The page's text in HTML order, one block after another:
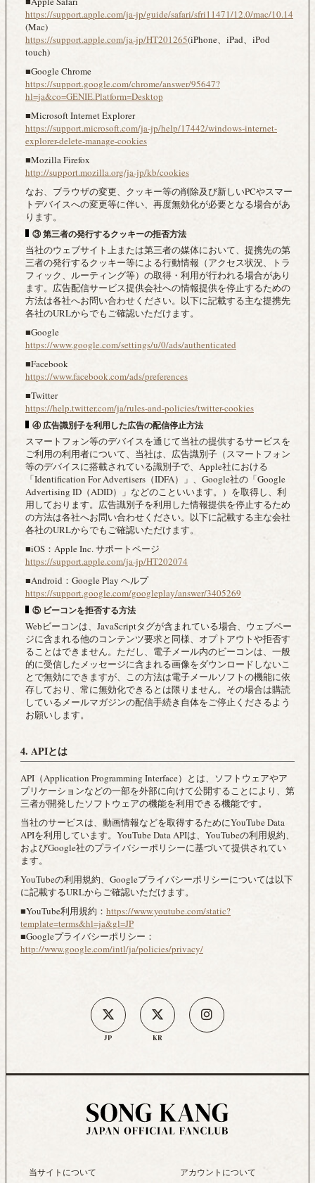
https://support.apple.com/ja-jp/guide/safari/sfri11471/12.0/mac/10.14
(Mac)
https://support.apple.com/ja-jp/HT201265(iPhone、iPad、iPod
touch)
■Google Chrome
https://support.google.com/chrome/answer/95647?
hl=ja&co=GENIE.Platform=Desktop
■Microsoft Internet Explorer
https://support.microsoft.com/ja-jp/help/17442/windows-internet-
explorer-delete-manage-cookies
■Mozilla Firefox
http://support.mozilla.org/ja-jp/kb/cookies
なお、ブラウザの変更、クッキー等の削除及び新しいPCやスマー
トデバイスへの変更等に伴い、再度無効化が必要となる場合があ
ります。
③ 第三者の発行するクッキーの拒否方法
当社のウェブサイト上または第三者の媒体において、提携先の第
三者の発行するクッキー等による行動情報（アクセス状況、トラ
フィック、ルーティング等）の取得・利用が行われる場合があり
ます。広告配信サービス提供会社への情報提供を停止するための
方法は各社へお問い合わせください。以下に記載する主な提携先
各社のURLからでもご確認いただけます。
■Google
https://www.google.com/settings/u/0/ads/authenticated
■Facebook
https://www.facebook.com/ads/preferences
■Twitter
https://help.twitter.com/ja/rules-and-policies/twitter-cookies
④ 広告識別子を利用した広告の配信停止方法
スマートフォン等のデバイスを通じて当社の提供するサービスを
ご利用の利用者について、当社は、広告識別子（スマートフォン
等のデバイスに搭載されている識別子で、Apple社における
「Identification For Advertisers（IDFA）」、Google社の「Google
Advertising ID（ADID）」などのこといいます。）を取得し、利
用しております。広告識別子を利用した情報提供を停止するため
の方法は各社へお問い合わせください。以下に記載する主な会社
各社のURLからでもご確認いただけます。
■iOS：Apple Inc. サポートページ
https://support.apple.com/ja-jp/HT202074
■Android：Google Play ヘルプ
https://support.google.com/googleplay/answer/3405269
⑤ ビーコンを拒否する方法
Webビーコンは、JavaScriptタグが含まれている場合、ウェブペー
ジに含まれる他のコンテンツ要求と同様、オプトアウトや拒否す
ることはできません。ただし、電子メール内のビーコンは、一般
的に受信したメッセージに含まれる画像をダウンロードしないこ
とで無効にできますが、この方法は電子メールソフトの機能に依
存しており、常に無効化できるとは限りません。その場合は購読
しているメールマガジンの配信手続き自体をご停止くださるよう
お願いします。
4. APIとは
API（Application Programming Interface）とは、ソフトウェアやア
プリケーションなどの一部を外部に向けて公開することにより、第
三者が開発したソフトウェアの機能を利用できる機能です。
当社のサービスは、動画情報などを取得するためにYouTube Data
APIを利用しています。YouTube Data APIは、YouTubeの利用規約、
およびGoogle社のプライバシーポリシーに基づいて提供されてい
ます。
YouTubeの利用規約、Googleプライバシーポリシーについては以下
に記載するURLからご確認いただけます。
■YouTube利用規約： https://www.youtube.com/static?
template=terms&hl=ja&gl=JP
■Googleプライバシーポリシー：
http://www.google.com/intl/ja/policies/privacy/
JP KR
当サイトについて アカウントについて